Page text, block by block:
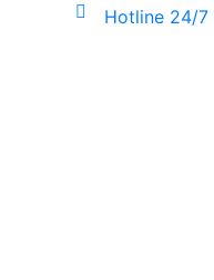
Hotline 24/7